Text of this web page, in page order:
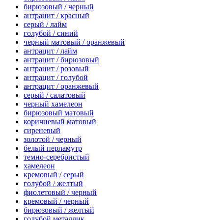
бирюзовый / черный
антрацит / красный
серый / лайм
голубой / синий
черный матовый / оранжевый
антрацит / лайм
антрацит / бирюзовый
антрацит / розовый
антрацит / голубой
антрацит / оранжевый
серый / салатовый
черный хамелеон
бирюзовый матовый
коричневый матовый
сиреневый
золотой / черный
белый перламутр
темно-серебристый
хамелеон
кремовый / серый
голубой / желтый
фиолетовый / черный
кремовый / черный
бирюзовый / желтый